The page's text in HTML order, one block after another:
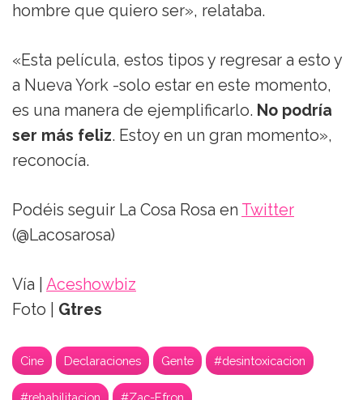
hombre que quiero ser», relataba.
«Esta película, estos tipos y regresar a esto y
a Nueva York -solo estar en este momento,
es una manera de ejemplificarlo. No podría
ser más feliz. Estoy en un gran momento»,
reconocía.
Podéis seguir La Cosa Rosa en Twitter
(@Lacosarosa)
Vía | Aceshowbiz
Foto | Gtres
Cine Declaraciones Gente #desintoxicacion
#rehabilitacion #Zac-Efron